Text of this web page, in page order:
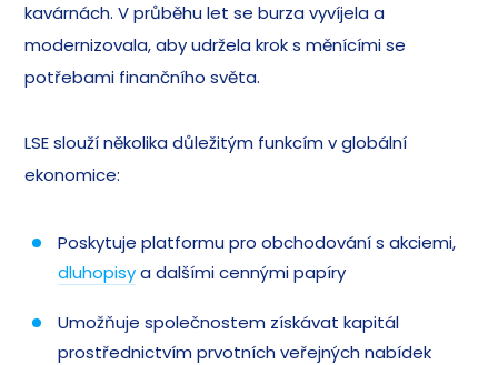
kavárnách. V průběhu let se burza vyvíjela a
modernizovala, aby udržela krok s měnícími se
potřebami finančního světa.
LSE slouží několika důležitým funkcím v globální
ekonomice:
Poskytuje platformu pro obchodování s akciemi,
dluhopisya dalšími cennými papíry
Umožňuje společnostem získávat kapitál
prostřednictvím prvotních veřejných nabídek